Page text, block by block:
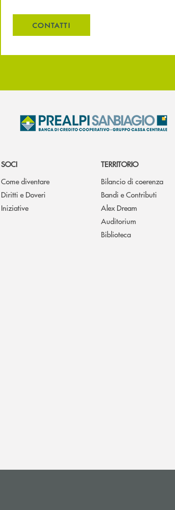
CONTATTI
SOCI
Come diventare
Diritti e Doveri
Iniziative
TERRITORIO
Bilancio di coerenza
Bandi e Contributi
Alex Dream
Auditorium
Biblioteca